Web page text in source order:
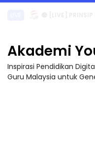
Akademi
Inspirasi Pendidikan
Guru Malaysia untuk